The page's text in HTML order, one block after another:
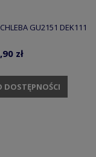
GU2151 DEK111
zł